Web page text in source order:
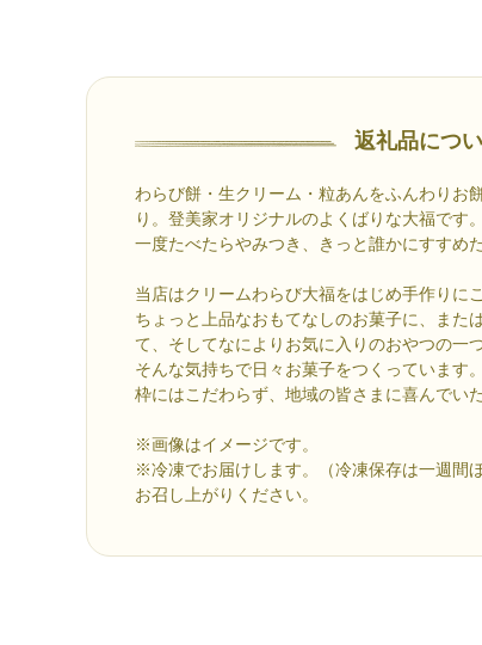
返礼品につ
わらび餅・生クリーム・粒あんをふんわりお
り。登美家オリジナルのよくばりな大福です。
一度たべたらやみつき、きっと誰かにすすめ
当店はクリームわらび大福をはじめ手作りに
ちょっと上品なおもてなしのお菓子に、また
て、そしてなによりお気に入りのおやつの一
そんな気持ちで日々お菓子をつくっています
枠にはこだわらず、地域の皆さまに喜んでい
※画像はイメージです。
※冷凍でお届けします。（冷凍保存は一週間
お召し上がりください。